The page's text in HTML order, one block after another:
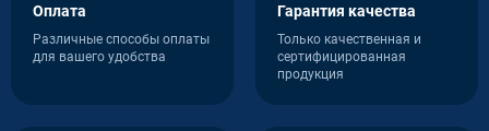
Оплата
Различные способы оплаты
для вашего удобства
Гарантия качества
Только качественная и
сертифицированная
продукция